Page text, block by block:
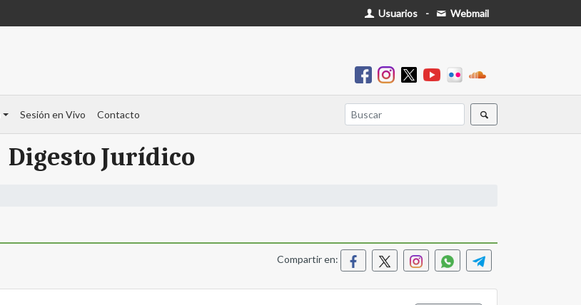
Usuarios - Webmail
Sesión en Vivo Contacto
Digesto Jurídico
Compartir en: